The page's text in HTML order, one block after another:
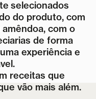
selecionados
do produto, com
amêndoa, com o
de forma
experiência e
receitas que
vão mais além.